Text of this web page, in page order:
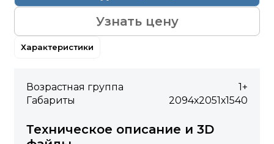
Характеристики
Возрастная группа
1+
Габариты
2094х2051х1540
Техническое описание и 3D
Узнать цену